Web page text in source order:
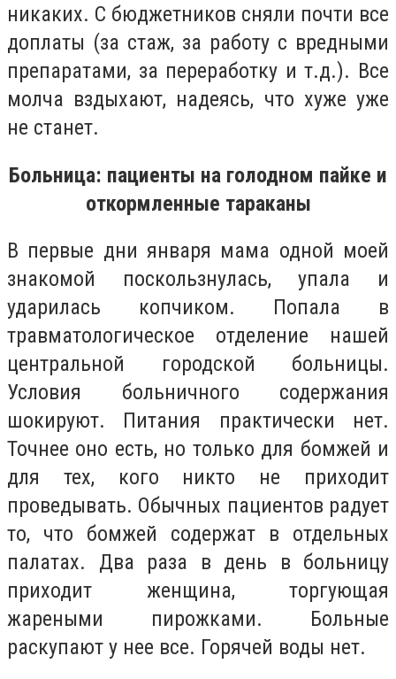
никаких. С бюджетников сняли почти все
доплаты (за стаж, за работу с вредными
препаратами, за переработку и т.д.). Все
молча вздыхают, надеясь, что хуже уже
не станет.
Больница: пациенты на голодном пайке и
откормленные тараканы
В первые дни января мама одной моей
знакомой поскользнулась, упала и
ударилась копчиком. Попала в
травматологическое отделение нашей
центральной городской больницы.
Условия больничного содержания
шокируют. Питания практически нет.
Точнее оно есть, но только для бомжей и
для тех, кого никто не приходит
проведывать. Обычных пациентов радует
то, что бомжей содержат в отдельных
палатах. Два раза в день в больницу
приходит женщина, торгующая
жареными пирожками. Больные
раскупают у нее все. Горячей воды нет.